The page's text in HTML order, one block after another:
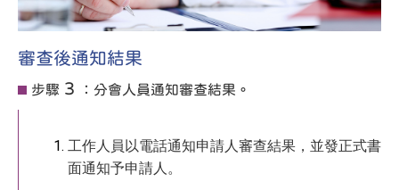
審查後通知結果
步驟 3 ：分會人員通知審查結果。
工作人員以電話通知申請人審查結果，並發正式書
面通知予申請人。